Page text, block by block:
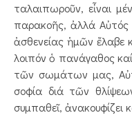
ταλαιπωροῦν, εἶναι
παρακοῆς, ἀλλά Αὐτός
ἀσθενείας ἡμῶν ἔλαβε
λοιπόν ὁ πανάγαθος
τῶν σωμάτων μας,
σοφία διά τῶν
συμπαθεῖ, ἀνακουφίζει